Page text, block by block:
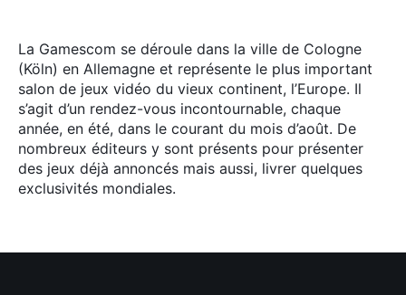
La Gamescom se déroule dans la ville de Cologne
(Köln) en Allemagne et représente le plus important
salon de jeux vidéo du vieux continent, l’Europe. Il
s’agit d’un rendez-vous incontournable, chaque
année, en été, dans le courant du mois d’août. De
nombreux éditeurs y sont présents pour présenter
des jeux déjà annoncés mais aussi, livrer quelques
exclusivités mondiales.